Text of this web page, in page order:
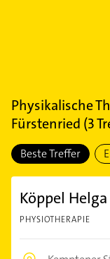
Physikalische
Fürstenried (3
Beste Treffer
Köppel Helga
PHYSIOTHERAPIE